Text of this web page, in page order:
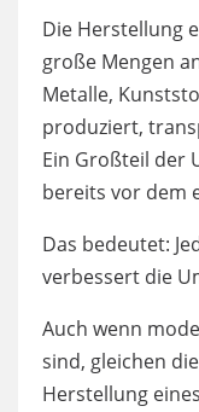
Die Herstellung
große Mengen
Metalle,
produziert,
Ein Großteil der
bereits vor dem
Das bedeutet:
verbessert die
Auch wenn
sind, gleichen
Herstellung